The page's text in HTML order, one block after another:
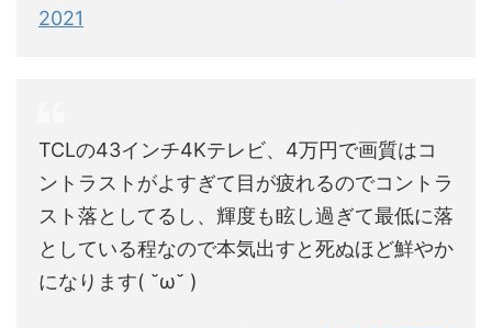
2021
TCLの43インチ4Kテレビ、4万円で画質はコ
ントラストがよすぎて目が疲れるのでコントラ
スト落としてるし、輝度も眩し過ぎて最低に落
としている程なので本気出すと死ぬほど鮮やか
になります( ˘ω˘ )